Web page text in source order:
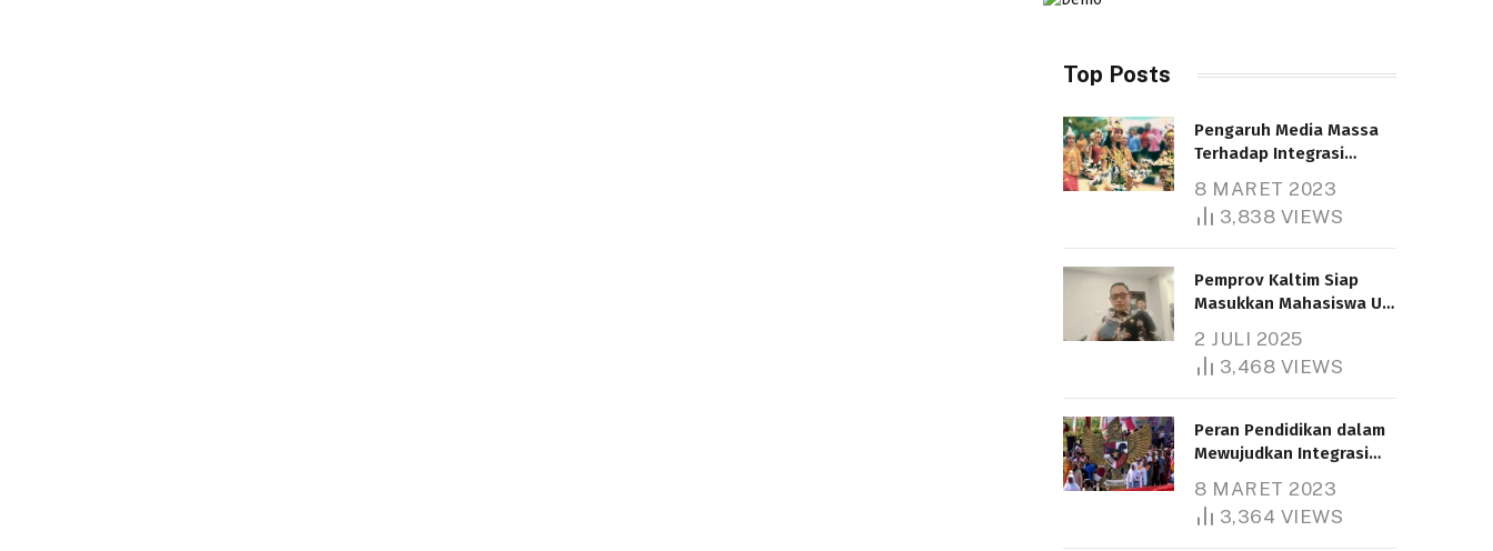
Top Posts
Pengaruh Media Massa
Terhadap Integrasi
8 MARET 2023
3,838 VIEWS
Pemprov Kaltim Siap
Masukkan Mahasiswa UT
Bantuan Pendidikan
Gratispol
2 JULI 2025
3,468 VIEWS
Peran Pendidikan dalam
Mewujudkan Integrasi
8 MARET 2023
3,364 VIEWS